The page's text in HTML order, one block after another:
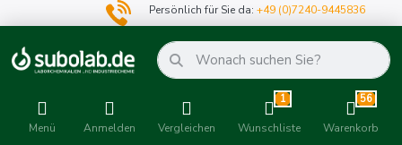
Persönlich für Sie da:+49 (0)7240-9445836
Menü Anmelden Vergleichen
1
Wunschliste
56
Warenkorb